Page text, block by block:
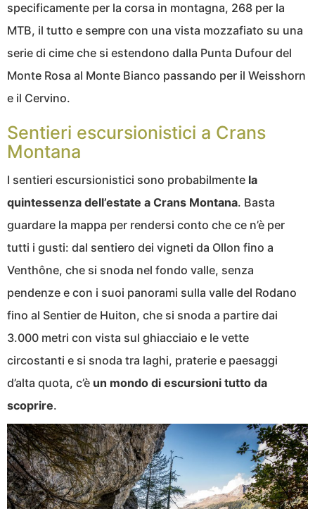
specificamente per la corsa in montagna, 268 per la
MTB, il tutto e sempre con una vista mozzafiato su una
serie di cime che si estendono dalla Punta Dufour del
Monte Rosa al Monte Bianco passando per il Weisshorn
e il Cervino.
Sentieri escursionistici a Crans
Montana
I sentieri escursionistici sono probabilmente la
quintessenza dell’estate a Crans Montana. Basta
guardare la mappa per rendersi conto che ce n’è per
tutti i gusti: dal sentiero dei vigneti da Ollon fino a
Venthône, che si snoda nel fondo valle, senza
pendenze e con i suoi panorami sulla valle del Rodano
fino al Sentier de Huiton, che si snoda a partire dai
3.000 metri con vista sul ghiacciaio e le vette
circostanti e si snoda tra laghi, praterie e paesaggi
d’alta quota, c’è un mondo di escursioni tutto da
scoprire.